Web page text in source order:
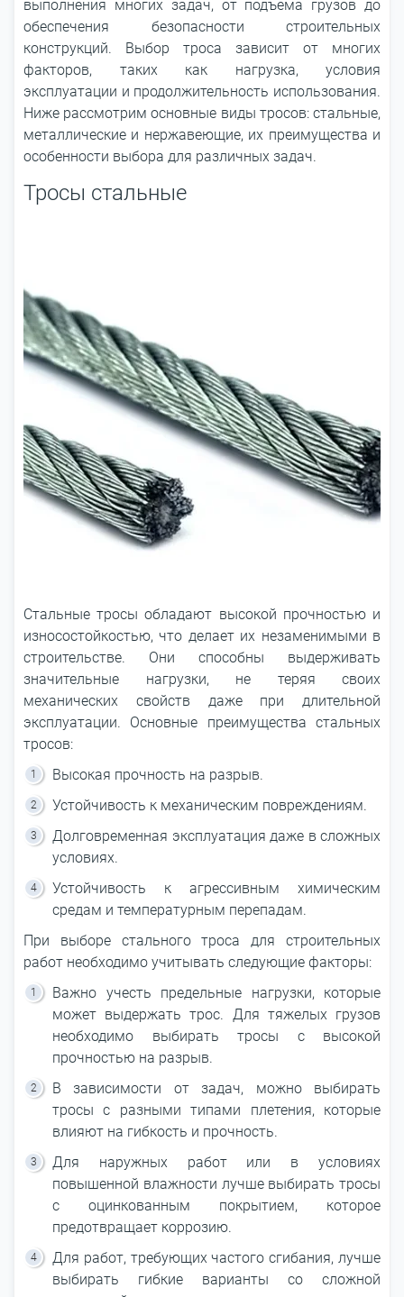
выполнения многих задач, от подъема грузов до
обеспечения безопасности строительных
конструкций. Выбор троса зависит от многих
факторов, таких как нагрузка, условия
эксплуатации и продолжительность использования.
Ниже рассмотрим основные виды тросов: стальные,
металлические и нержавеющие, их преимущества и
особенности выбора для различных задач.
Тросы стальные
Стальные тросы обладают высокой прочностью и
износостойкостью, что делает их незаменимыми в
строительстве. Они способны выдерживать
значительные нагрузки, не теряя своих
механических свойств даже при длительной
эксплуатации. Основные преимущества стальных
тросов:
Высокая прочность на разрыв.
Устойчивость к механическим повреждениям.
Долговременная эксплуатация даже в сложных
условиях.
Устойчивость к агрессивным химическим
средам и температурным перепадам.
При выборе стального троса для строительных
работ необходимо учитывать следующие факторы:
Важно учесть предельные нагрузки, которые
может выдержать трос. Для тяжелых грузов
необходимо выбирать тросы с высокой
прочностью на разрыв.
В зависимости от задач, можно выбирать
тросы с разными типами плетения, которые
влияют на гибкость и прочность.
Для наружных работ или в условиях
повышенной влажности лучше выбирать тросы
с оцинкованным покрытием, которое
предотвращает коррозию.
Для работ, требующих частого сгибания, лучше
выбирать гибкие варианты со сложной